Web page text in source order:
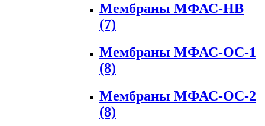
Мембраны МФАС-НВ
(7)
Мембраны МФАС-ОС-1
(8)
Мембраны МФАС-ОС-2
(8)